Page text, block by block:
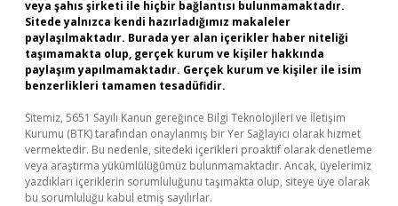
veya şahıs şirketi ile hiçbir bağlantısı bulunmamaktadır.
Sitede yalnızca kendi hazırladığımız makaleler
paylaşılmaktadır. Burada yer alan içerikler haber niteliği
taşımamakta olup, gerçek kurum ve kişiler hakkında
paylaşım yapılmamaktadır. Gerçek kurum ve kişiler ile isim
benzerlikleri tamamen tesadüfidir.
Sitemiz, 5651 Sayılı Kanun gereğince Bilgi Teknolojileri ve İletişim
Kurumu (BTK) tarafından onaylanmış bir Yer Sağlayıcı olarak hizmet
vermektedir. Bu nedenle, sitedeki içerikleri proaktif olarak denetleme
veya araştırma yükümlülüğümüz bulunmamaktadır. Ancak, üyelerimiz
yazdıkları içeriklerin sorumluluğunu taşımakta olup, siteye üye olarak
bu sorumluluğu kabul etmiş sayılırlar.